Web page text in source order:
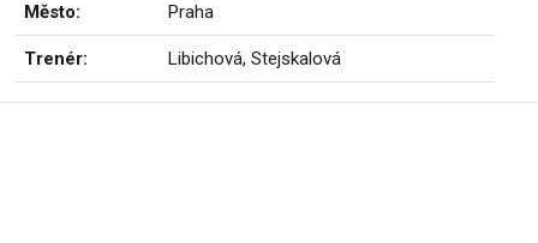
Město: Praha
Trenér: Libichová, Stejskalová